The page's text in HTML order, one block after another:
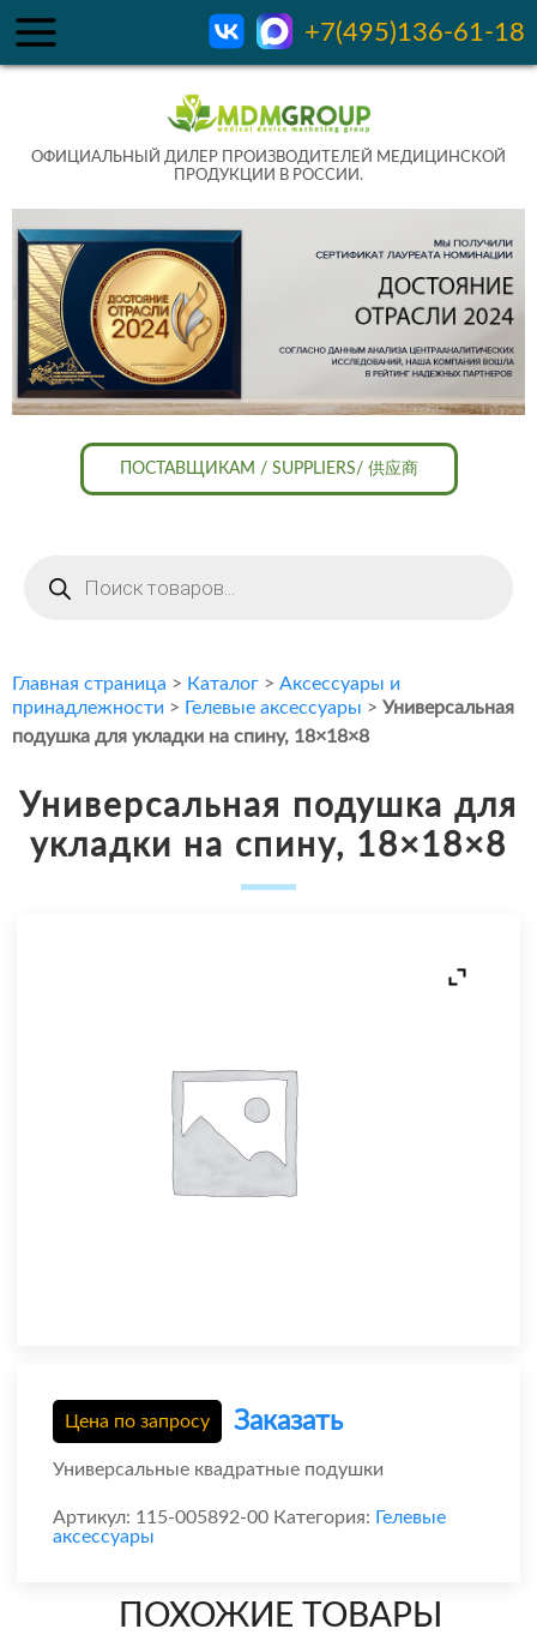
+7(495)136-61-18
ОФИЦИАЛЬНЫЙ ДИЛЕР ПРОИЗВОДИТЕЛЕЙ МЕДИЦИНСКОЙ
ПРОДУКЦИИ В РОССИИ.
ПОСТАВЩИКАМ / SUPPLIERS/ 供应商
товаров
Главная страница > Каталог > Аксессуары и
принадлежности > Гелевые аксессуары > Универсальная
подушка для укладки на спину, 18×18×8
Универсальная подушка для
укладки на спину, 18×18×8
Цена по запросу Заказать
Универсальные квадратные подушки
Артикул: 115-005892-00 Категория: Гелевые
аксессуары
ПОХОЖИЕ ТОВАРЫ